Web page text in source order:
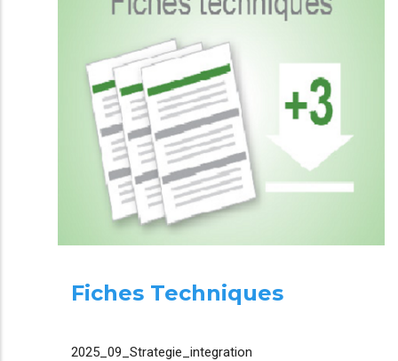
Fiches Techniques
2025_09_Strategie_integration